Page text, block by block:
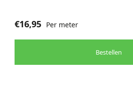
€16,95 Per meter
Bestellen